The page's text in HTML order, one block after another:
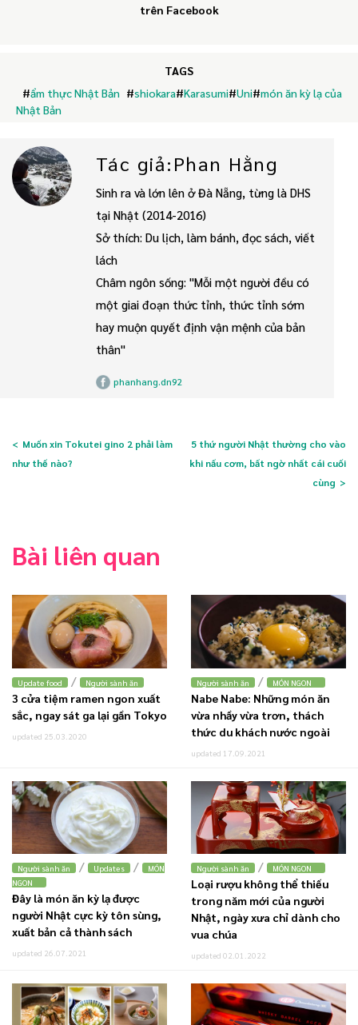
trên Facebook
TAGS
#ẩm thực Nhật Bản #shiokara#Karasumi#Uni#món ăn kỳ lạ của
Nhật Bản
Tác giả:Phan Hằng
Sinh ra và lớn lên ở Đà Nẵng, từng là DHS
tại Nhật (2014-2016)
Sở thích: Du lịch, làm bánh, đọc sách, viết
lách
Châm ngôn sống: "Mỗi một người đều có
một giai đoạn thức tỉnh, thức tỉnh sớm
hay muộn quyết định vận mệnh của bản
thân"
phanhang.dn92
Muốn xin Tokutei gino 2 phải làm
như thế nào?
5 thứ người Nhật thường cho vào
khi nấu cơm, bất ngờ nhất cái cuối
cùng
Bài liên quan
Update food / Người sành ăn
3 cửa tiệm ramen ngon xuất
sắc, ngay sát ga lại gần Tokyo
updated 25.03.2020
Người sành ăn / MÓN NGON
Nabe Nabe: Những món ăn
vừa nhầy vừa trơn, thách
thức du khách nước ngoài
updated 17.09.2021
Người sành ăn / Updates /
MÓN
NGON
Đây là món ăn kỳ lạ được
người Nhật cực kỳ tôn sùng,
xuất bản cả thành sách
updated 26.07.2021
Người sành ăn / MÓN NGON
Loại rượu không thể thiếu
trong năm mới của người
Nhật, ngày xưa chỉ dành cho
vua chúa
updated 02.01.2022